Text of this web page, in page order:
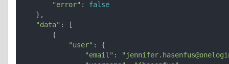
"error" : false
"data" : [
"user" : {
"email" :